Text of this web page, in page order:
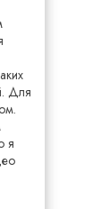
Для
я